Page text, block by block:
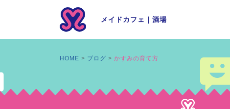
メイドカフェ ｜ 酒場
HOME ブログ かすみの育て方